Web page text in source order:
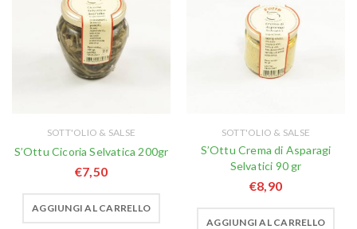
SOTT'OLIO & SALSE
S’Ottu Cicoria Selvatica 200gr
€7,50
AGGIUNGI AL CARRELLO
SOTT'OLIO & SALSE
S’Ottu Crema di Asparagi
Selvatici 90 gr
€8,90
AGGIUNGI AL CARRELLO